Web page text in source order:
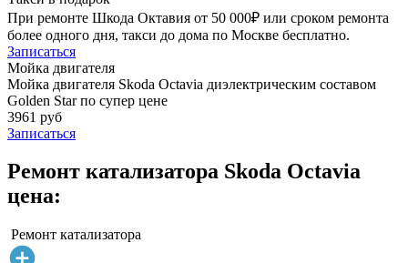
При ремонте Шкода Октавия от 50 000₽ или сроком ремонта
более одного дня, такси до дома по Москве бесплатно.
Записаться
Мойка двигателя
Мойка двигателя Skoda Octavia диэлектрическим составом
Golden Star по супер цене
3961 руб
Записаться
Ремонт катализатора Skoda Octavia
цена:
Ремонт катализатора